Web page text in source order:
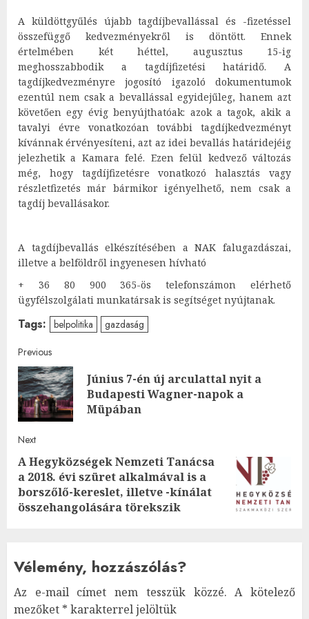
A küldöttgyűlés újabb tagdíjbevallással és -fizetéssel
összefüggő kedvezményekről is döntött. Ennek
értelmében két héttel, augusztus 15-ig
meghosszabbodik a tagdíjfizetési határidő. A
tagdíjkedvezményre jogosító igazoló dokumentumok
ezentúl nem csak a bevallással egyidejűleg, hanem azt
követően egy évig benyújthatóak: azok a tagok, akik a
tavalyi évre vonatkozóan további tagdíjkedvezményt
kívánnak érvényesíteni, azt az idei bevallás határidejéig
jelezhetik a Kamara felé. Ezen felül kedvező változás
még, hogy tagdíjfizetésre vonatkozó halasztás vagy
részletfizetés már bármikor igényelhető, nem csak a
tagdíj bevallásakor.
A tagdíjbevallás elkészítésében a NAK falugazdászai,
illetve a belföldről ingyenesen hívható
+ 36 80 900 365-ös telefonszámon elérhető
ügyfélszolgálati munkatársak is segítséget nyújtanak.
Tags: belpolitika gazdaság
Post
navigation
Previous
Június 7-én új arculattal nyit a
Budapesti Wagner-napok a
Müpában
Next
Next
post:
A Hegyközségek Nemzeti Tanácsa
a 2018. évi szüret alkalmával is a
borszőlő-kereslet, illetve -kínálat
összehangolására törekszik
Vélemény, hozzászólás?
Az e-mail címet nem tesszük közzé. A kötelező
mezőket * karakterrel jelöltük